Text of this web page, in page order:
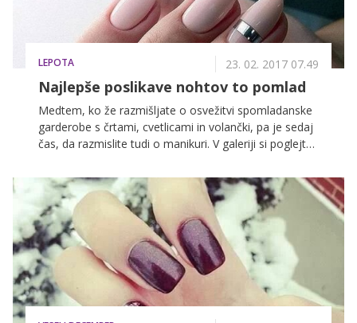
LEPOTA 23. 02. 2017 07.49
Najlepše poslikave nohtov to pomlad
Medtem, ko že razmišljate o osvežitvi spomladanske
garderobe s črtami, cvetlicami in volančki, pa je sedaj
čas, da razmislite tudi o manikuri. V galeriji si poglejte,
pomlad najbolj priljubljeni!